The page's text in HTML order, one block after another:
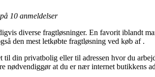
10 anmeldelser
diverse fragtløsninger. En favorit iblandt
den mest letkøbte fragtløsning ved køb af .
til din privatbolig eller til adressen hvor du
nødvendiggør at du er nær internet butikkens